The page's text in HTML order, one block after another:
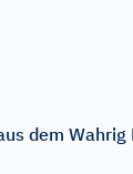
dem